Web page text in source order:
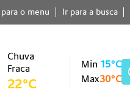
o menu Ir para a busca
Chuva
Fraca
22°C
Min 15°C
Max30°C